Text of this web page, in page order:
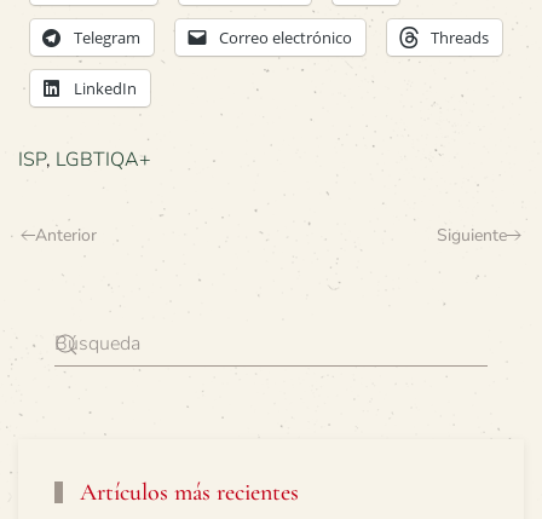
Telegram Correo electrónico Threads
LinkedIn
ISP, LGBTIQA+
Anterior Siguiente
Artículos más recientes